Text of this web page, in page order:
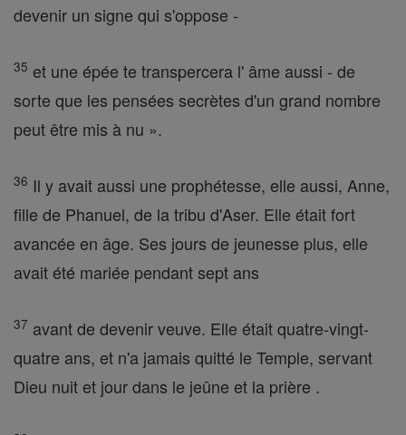
devenir un signe qui s'oppose -
35 et une épée te transpercera l' âme aussi - de
sorte que les pensées secrètes d'un grand nombre
peut être mis à nu ».
36 Il y avait aussi une prophétesse, elle aussi, Anne,
fille de Phanuel, de la tribu d'Aser. Elle était fort
avancée en âge. Ses jours de jeunesse plus, elle
avait été mariée pendant sept ans
37 avant de devenir veuve. Elle était quatre-vingt-
quatre ans, et n'a jamais quitté le Temple, servant
Dieu nuit et jour dans le jeûne et la prière .